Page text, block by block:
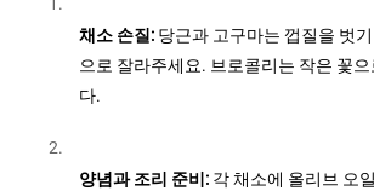
채소 손질: 당근과 고구마는 껍질을 벗
으로 잘라주세요. 브로콜리는 작은 꽃
다.
양념과 조리 준비: 각 채소에 올리브 오